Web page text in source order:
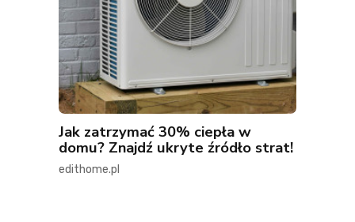
Jak zatrzymać 30% ciepła w
domu? Znajdź ukryte źródło strat!
edithome.pl